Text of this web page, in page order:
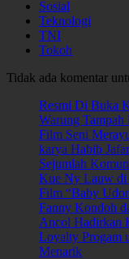
Sosial
Teknologi
TNI
Tokoh
Tidak ada komentar
Resmi Di Buka
Warung
Film Seni
karya Habib Jafar
Sejumlah
Kue Ny Lauw di
Film “Baby
Fanny Kondoh
Ancol Hadirkan
Loyalty Progam
Menarik